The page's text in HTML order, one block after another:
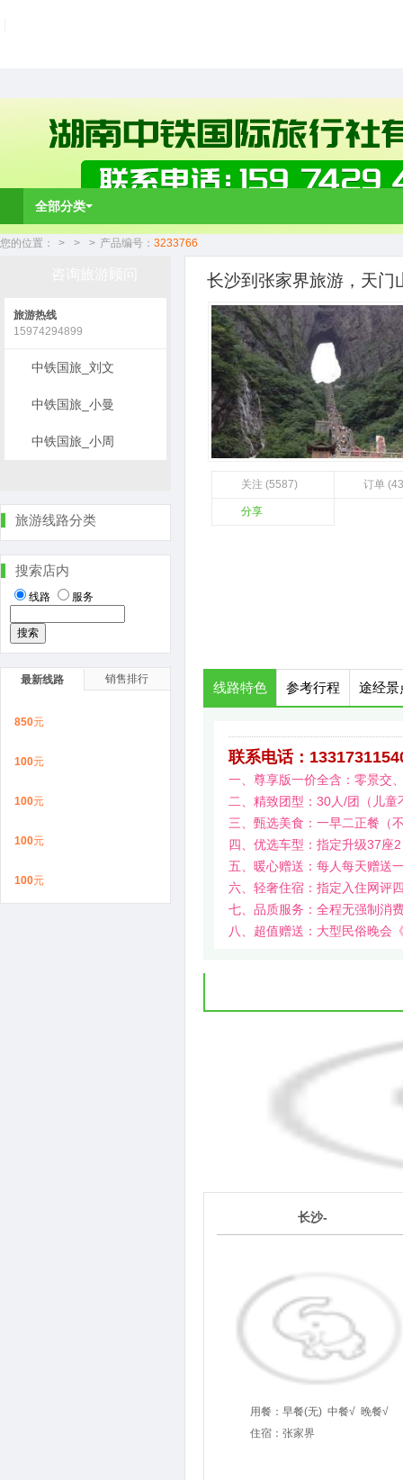
全部分类
您的位置： > > > 产品编号： 3233766
长沙到张家界旅游，天门
关注 (5587) 订单
分享
线路特色 参考行程 途经景
联系电话：
一、尊享版一价全含：零景交
二、精致团型：30人/团（儿童
三、甄选美食：一早二正餐（
四、优选车型：指定升级37座
五、暖心赠送：每人每天赠送
六、轻奢住宿：指定入住网评
七、品质服务：全程无强制消
八、超值赠送：大型民俗晚会
长沙-
用餐： 早餐(无) 中餐√ 晚餐√
住宿：张家界
旅游热线
15974294899
中铁国旅_刘文
中铁国旅_小曼
中铁国旅_小周
旅游线路分类
搜索店内
线路 服务
最新线路 销售排行
850元
100元
100元
100元
100元